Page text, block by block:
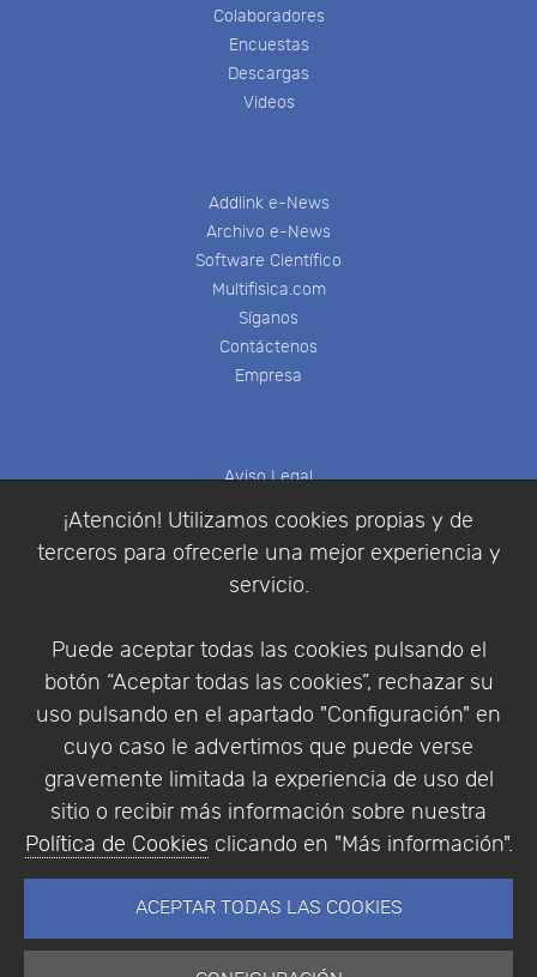
¡Atención! Utilizamos cookies propias y de
terceros para ofrecerle una mejor experiencia y
servicio.
Puede aceptar todas las cookies pulsando el
botón “Aceptar todas las cookies”, rechazar su
uso pulsando en el apartado "Configuración" en
cuyo caso le advertimos que puede verse
gravemente limitada la experiencia de uso del
sitio o recibir más información sobre nuestra
Política de Cookies clicando en "Más información".
ACEPTAR TODAS LAS COOKIES
Colaboradores
Encuestas
Descargas
Videos
Addlink e-News
Archivo e-News
Software Científico
Multifisica.com
Síganos
Contáctenos
Empresa
Aviso Legal
Política de Privacidad
Condiciones de compra
Identificarse
Empresa|Aviso Legal| Política de Privacidad |
Política de Cookies
© Copyright 1994 - 2026. Addlink Software
Científico, S.L.
Portugal.